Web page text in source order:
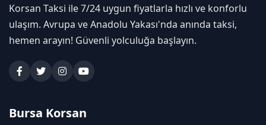
Korsan Taksi ile 7/24 uygun fiyatlarla hızlı ve konforlu
ulaşım. Avrupa ve Anadolu Yakası'nda anında taksi,
hemen arayın! Güvenli yolculuğa başlayın.
Bursa Korsan